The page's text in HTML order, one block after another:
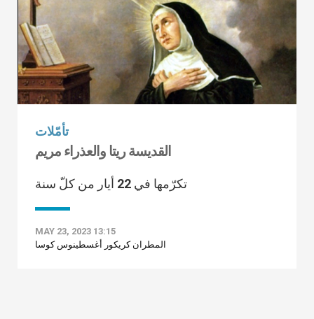
تأمّلات
القديسة ريتا والعذراء مريم
تكرّمها في 22 أيار من كلّ سنة
MAY 23, 2023 13:15
المطران كريكور أغسطينوس كوسا